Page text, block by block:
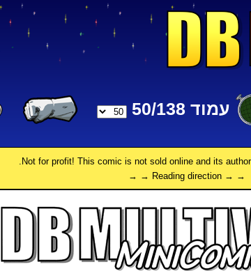
עמוד 50/138
Not for profit! This comic is not sold online and its
→ → Reading direction → →